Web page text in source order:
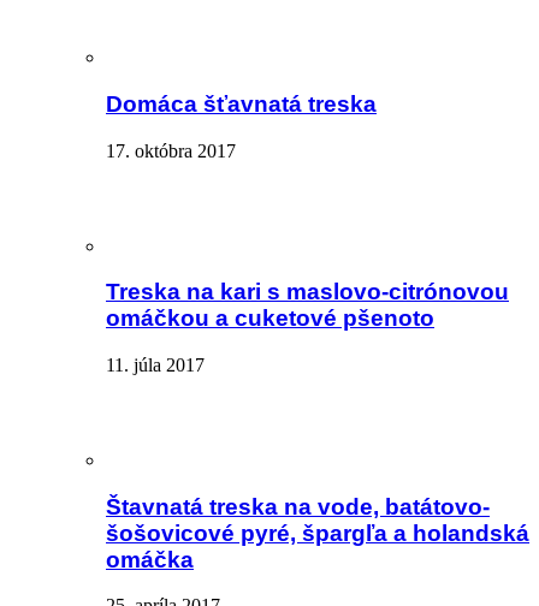
Domáca šťavnatá treska
17. októbra 2017
Treska na kari s maslovo-citrónovou
omáčkou a cuketové pšenoto
11. júla 2017
Štavnatá treska na vode, batátovo-
šošovicové pyré, špargľa a holandská
omáčka